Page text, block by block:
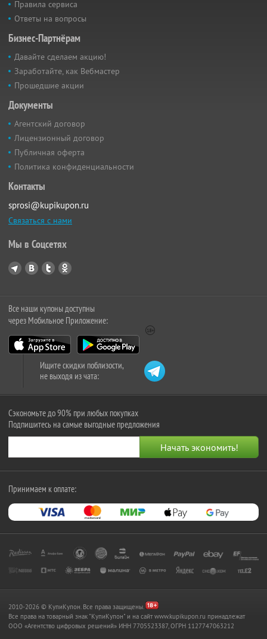
Правила сервиса
Ответы на вопросы
Бизнес-Партнёрам
Давайте сделаем акцию!
Заработайте, как Вебмастер
Прошедшие акции
Документы
Агентский договор
Лицензионный договор
Публичная оферта
Политика конфиденциальности
Контакты
sprosi@kupikupon.ru
Связаться с нами
Мы в Соцсетях
Все наши купоны доступны
через Мобильное Приложение:
Ищите скидки поблизости,
не выходя из чата:
Сэкономьте до 90% при любых покупках
Подпишитесь на самые выгодные предложения
Принимаем к оплате:
2010-2026 © КупиКупон. Все права защищены.
Все права на товарный знак "КупиКупон" и на сайт www.kupikupon.ru принадлежат
OOO «Агентство цифровых решений» ИНН 7705523387, ОГРН 1127747063212